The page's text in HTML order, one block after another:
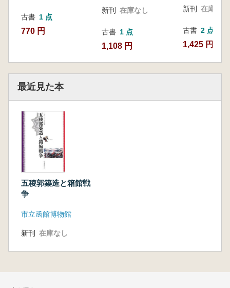
古書 1 点
770 円
新刊 在庫なし
古書 1 点
1,108 円
新刊 在庫なし
古書 2 点
1,425 円~
最近見た本
五稜郭築造と箱館戦
争
市立函館博物館
新刊 在庫なし